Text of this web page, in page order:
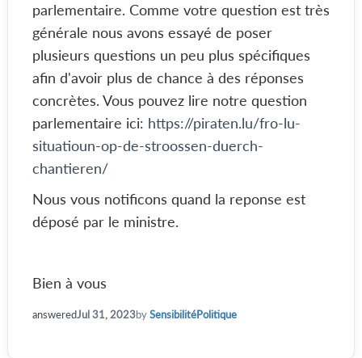
parlementaire. Comme votre question est très
générale nous avons essayé de poser
plusieurs questions un peu plus spécifiques
afin d'avoir plus de chance à des réponses
concrètes. Vous pouvez lire notre question
parlementaire ici: https://piraten.lu/fro-lu-
situatioun-op-de-stroossen-duerch-
chantieren/
Nous vous notificons quand la reponse est
déposé par le ministre.
Bien à vous
answeredJul 31, 2023bySensibilitéPolitique